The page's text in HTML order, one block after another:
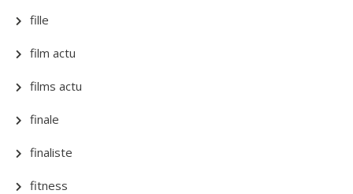
fille
film actu
films actu
finale
finaliste
fitness